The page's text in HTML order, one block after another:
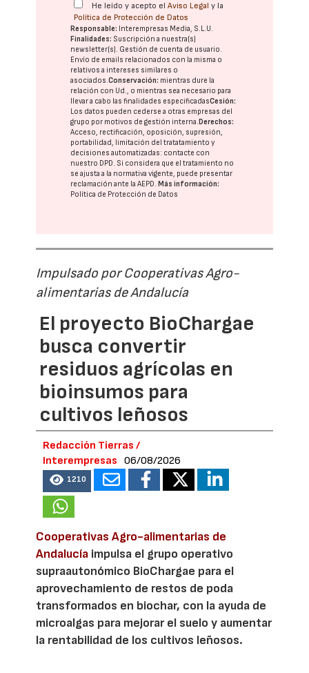
He leído y acepto elAviso Legal y la
Política de Protección de Datos
Responsable: Interempresas Media, S.L.U.
Finalidades: Suscripción a nuestra(s)
newsletter(s). Gestión de cuenta de usuario.
Envío de emails relacionados con la misma o
relativos a intereses similares o
asociados.Conservación: mientras dure la
relación con Ud., o mientras sea necesario para
llevar a cabo las finalidades especificadasCesión:
Los datos pueden cederse a otras empresas del
grupo por motivos de gestión interna. Derechos:
Acceso, rectificación, oposición, supresión,
portabilidad, limitación del tratatamiento y
decisiones automatizadas: contacte con
nuestro DPD. Si considera que el tratamiento no
se ajusta a la normativa vigente, puede presentar
reclamación ante laAEPD. Más información:
Política de Protección de Datos
Impulsado por Cooperativas Agro-
alimentarias de Andalucía
El proyecto BioChargae
busca convertir
residuos agrícolas en
bioinsumos para
cultivos leñosos
Redacción Tierras /
Interempresas
06/08/2026
1210
Cooperativas Agro-alimentarias de
Andalucía impulsa el grupo operativo
supraautonómico BioChargae para el
aprovechamiento de restos de poda
transformados en biochar, con la ayuda de
microalgas para mejorar el suelo y aumentar
la rentabilidad de los cultivos leñosos.